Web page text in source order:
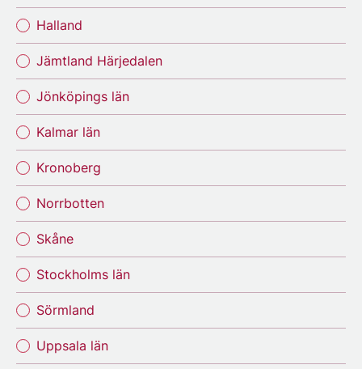
Halland
Jämtland Härjedalen
Jönköpings län
Kalmar län
Kronoberg
Norrbotten
Skåne
Stockholms län
Sörmland
Uppsala län